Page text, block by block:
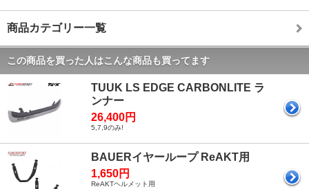
商品カテゴリー一覧
この商品を買った人はこんな商品も買ってます
TUUK LS EDGE CARBONLITE ラ
ンナー
26,400円
5,7,9のみ!
BAUERイヤーループ ReAKT用
1,650円
ReAKTヘルメット用